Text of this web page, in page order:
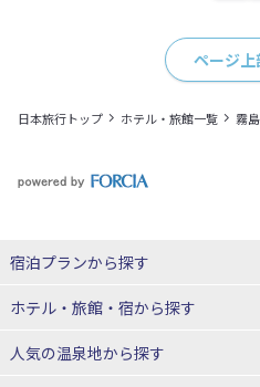
ページ上
日本旅行トップ ホテル・旅館一覧 霧
宿泊プランから探す
北海道
東北
ホテル・旅館・宿から探す
北海道ホテル・旅館
人気の温泉地から探す